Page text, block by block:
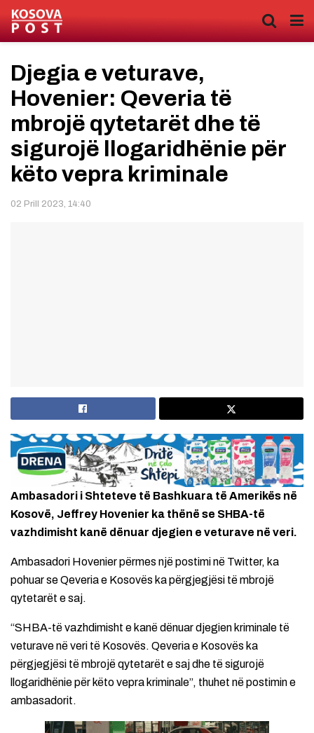
Djegia e veturave,
Hovenier: Qeveria të
mbrojë qytetarët dhe të
sigurojë llogaridhënie për
këto vepra kriminale
02 Prill 2023, 14:40
Ambasadori i Shteteve të Bashkuara të Amerikës në
Kosovë, Jeffrey Hovenier ka thënë se SHBA-të
vazhdimisht kanë dënuar djegien e veturave në veri.
Ambasadori Hovenier përmes një postimi në Twitter, ka
pohuar se Qeveria e Kosovës ka përgjegjësi të mbrojë
qytetarët e saj.
“SHBA-të vazhdimisht e kanë dënuar djegien kriminale të
veturave në veri të Kosovës. Qeveria e Kosovës ka
përgjegjësi të mbrojë qytetarët e saj dhe të sigurojë
llogaridhënie për këto vepra kriminale”, thuhet në postimin e
ambasadorit.